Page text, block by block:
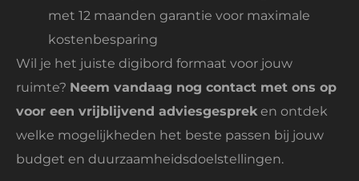
met 12 maanden garantie voor maximale
kostenbesparing
Wil je het juiste digibord formaat voor jouw
ruimte? Neem vandaag nog contact met ons op
voor een vrijblijvend adviesgesprek en ontdek
welke mogelijkheden het beste passen bij jouw
budget en duurzaamheidsdoelstellingen.